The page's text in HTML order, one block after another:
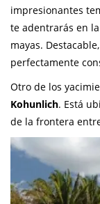
impresionantes
te adentrarás en
mayas.
perfectamente
Otro de los
Kohunlich. Está
de la frontera